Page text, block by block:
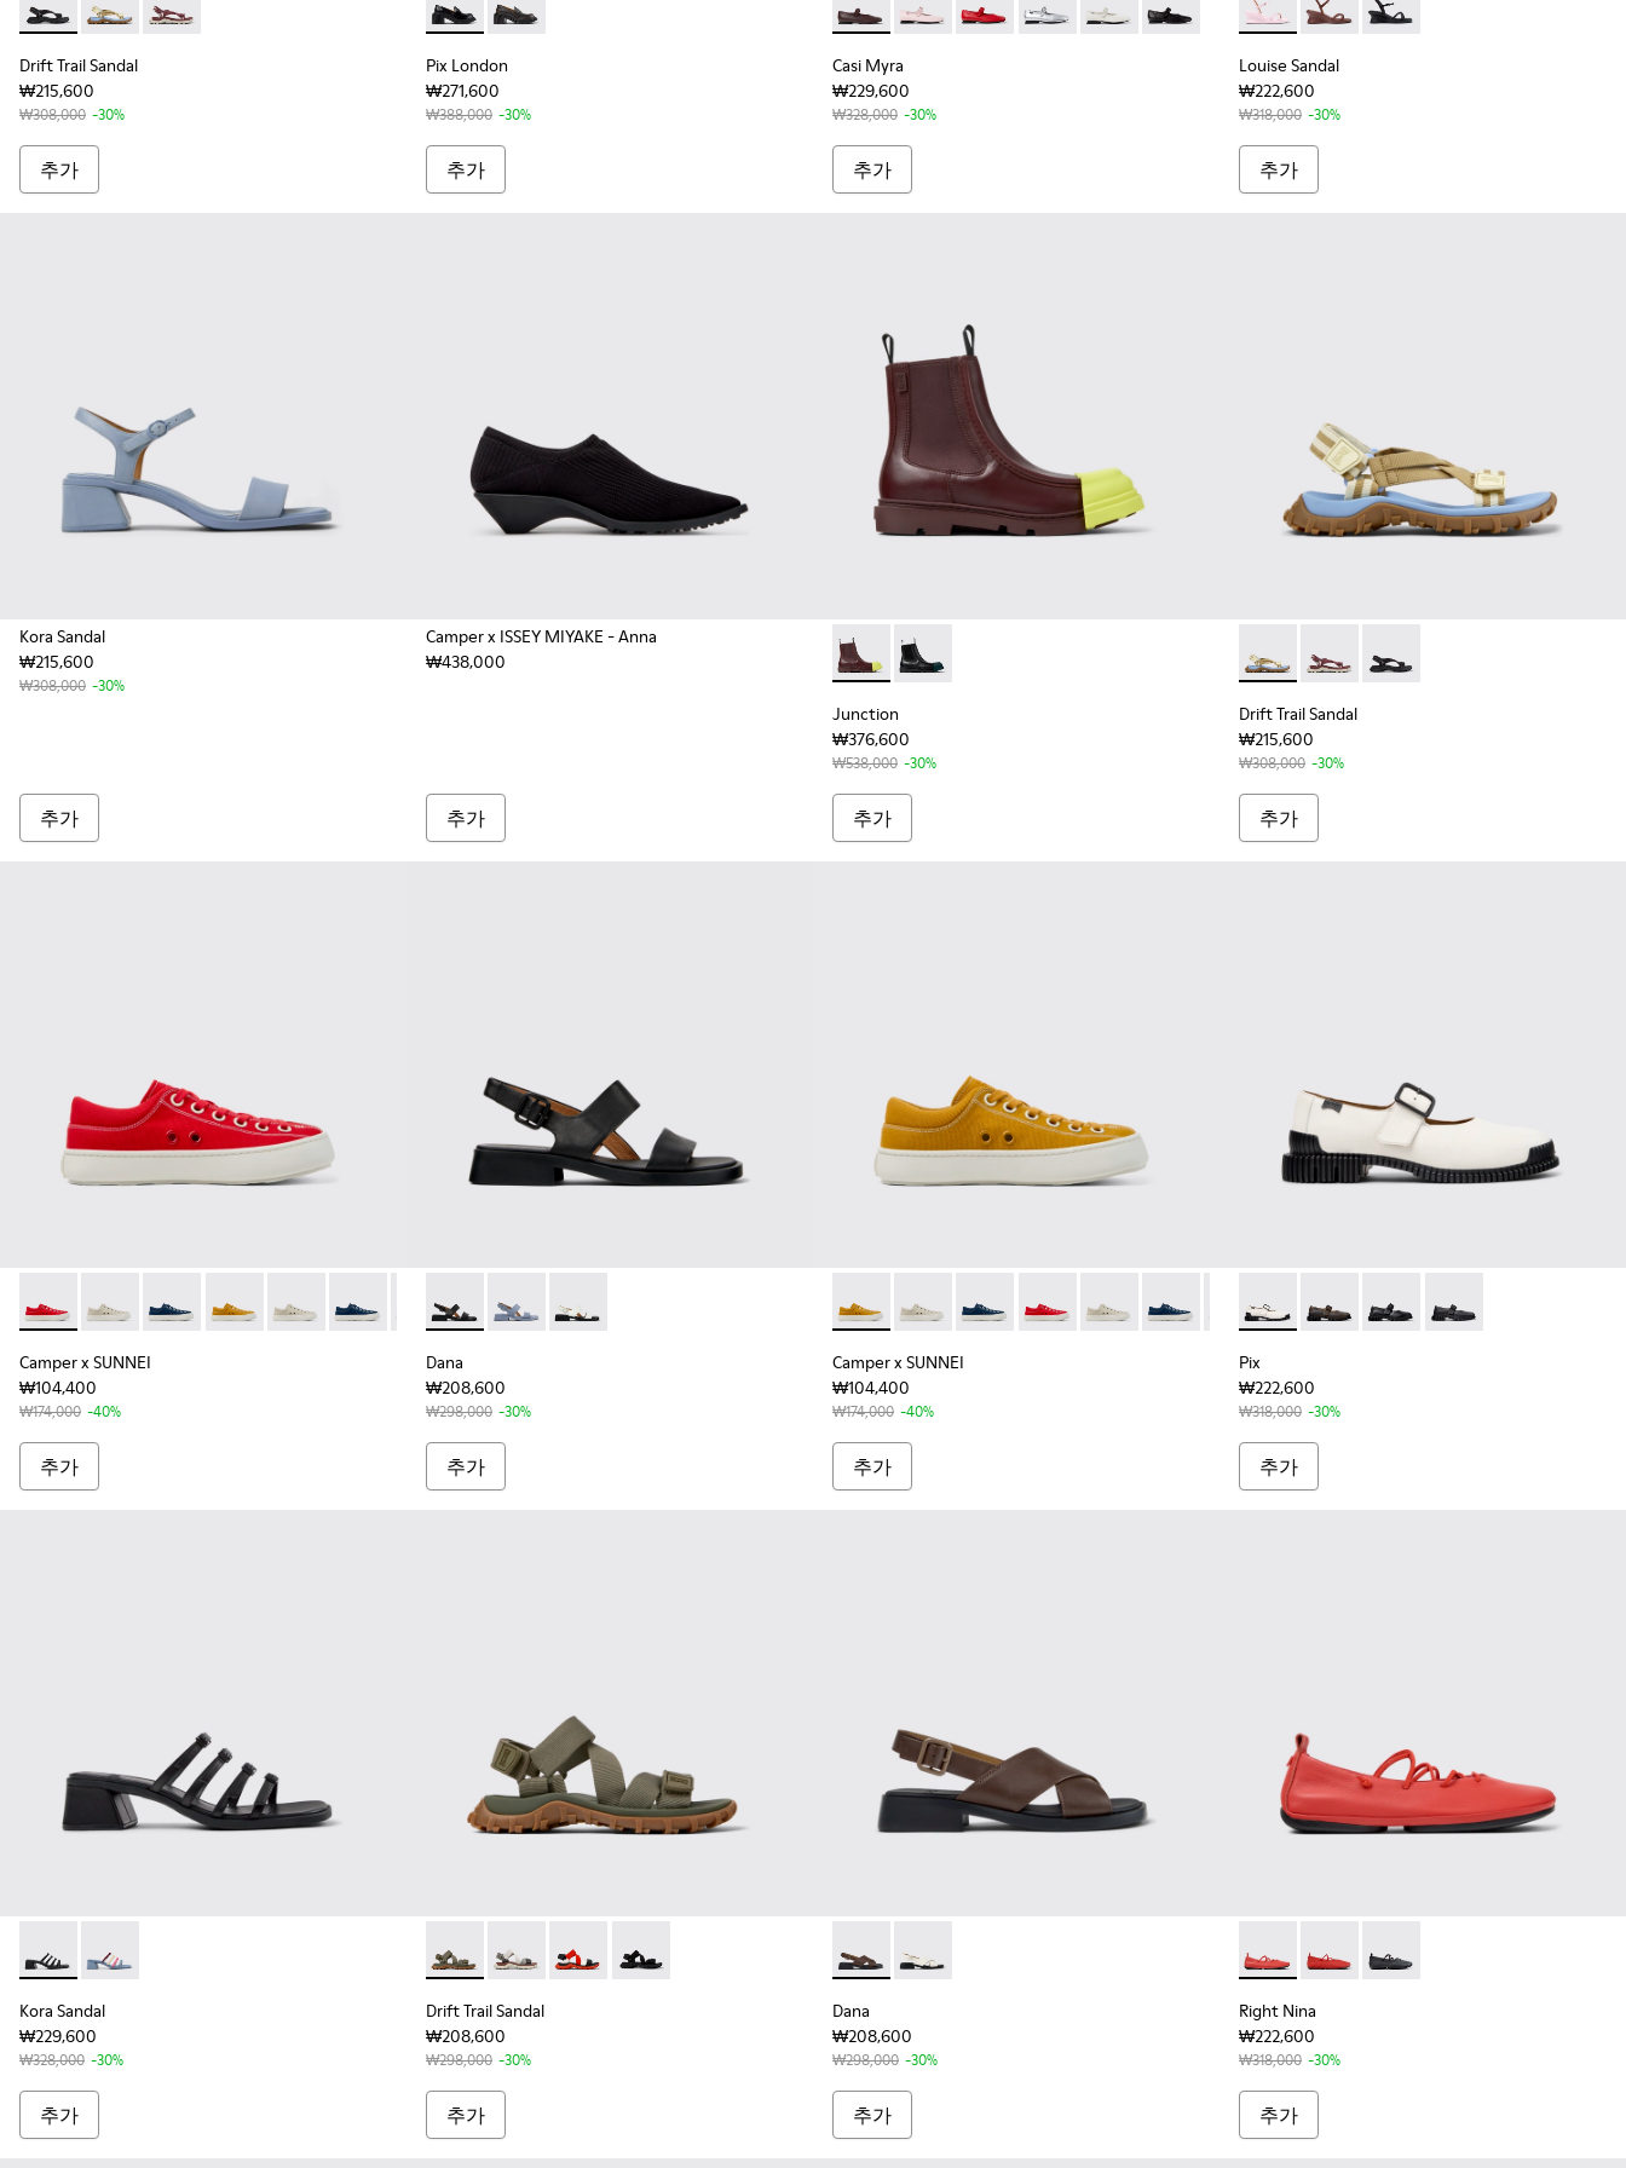
Drift Trail Sandal - K201879-001 - 여성용 블랙 컬러 텍스타일 소재 샌들
Drift Trail Sandal - K201879-004 - 여성용 브라운 컬러 텍스타일 소재 샌들
Drift Trail Sandal - K201879-003
Drift Trail Sandal
₩215,600
₩308,000 -30%
추가
Pix London - K201811-001 - 여성용 블랙 가죽 소재 모카신
Pix London - K201811-004
Pix London
₩271,600
₩388,000 -30%
추가
Casi Myra - K201629-011 - 여성용 버건디 컬러 가죽 소재 슈즈
Casi Myra - K201629-015
Casi Myra - K201629-014
Casi Myra - K201629-010
Casi Myra - K201629-002
Casi Myra - K201629-001
Casi Myra
₩229,600
₩328,000 -30%
추가
Louise Sandal - K201916-003 - 여성용 핑크
Louise Sandal - K201916-002
Louise Sandal - K201916-001
Louise Sandal
₩222,600
₩318,000 -30%
추가
Kora Sandal
₩215,600
₩308,000 -30%
추가
Camper x ISSEY MIYAKE - Anna
₩438,000
추가
Junction - K400779-002 - 여성 버건디 컬러 가죽 소재 첼시 부츠
Junction - K400779-001
Junction
₩376,600
₩538,000 -30%
추가
Drift Trail Sandal - K201879-004 - 여성용 브
Drift Trail Sandal - K201879-003
Drift Trail Sandal - K201879-
Drift Trail Sandal
₩215,600
₩308,000 -30%
추가
Camper x SUNNEI - K201700-001 - 여성 레드 컬러 텍스타일 소재 슈즈
Camper x SUNNEI - K201700-005
Camper x SUNNEI - K201700-004
Camper x SUNNEI - K201700-002 - 여성 머스터드 컬러 텍스타일 소재 슈즈
Camper x SUNNEI - K201700-999-S055
Camper x SUNNEI - K201700-999-S044
Camper x SUNNEI - K201700-999-S033
Camper x SUNNEI - K201700-999-S022
Camper x SUNNEI - K201700-999-S011
Camper x SUNNEI
₩104,400
₩174,000 -40%
추가
Dana - K201486-005 - 여성용 블랙 컬러 가죽 소재 샌들
Dana - K201486-018
Dana - K201486-007 - 여성용 화이트 컬러 가죽 소재 샌들
Dana
₩208,600
₩298,000 -30%
추가
Camper x SUNNEI - K201700-002 - 여성 머스터드 컬러 텍스타일 소재 슈즈
Camper x SUNNEI - K201700-005
Camper x SUNNEI - K201700-004
Camper x SUNNEI - K201700-001 - 여성 레드 컬러 텍스타일 소재 슈즈
Camper x SUNNEI - K201700-999-S055
Camper x SUNNEI - K201700-999-S044
Camper x SUNNEI - K201700-999-S033
Camper x SUNNEI - K201700-999-S022
Camper x SUNNEI - K201700-999-
Camper x SUNNEI
₩104,400
₩174,000 -40%
추가
Pix - K201924-002 - 여성용 화이트 컬러 가
Pix - K201924-005
Pix - K201924-003
Pix - K201924-001
Pix
₩222,600
₩318,000 -30%
추가
Kora Sandal - K201911-001 - 여성용 블랙 컬러 가죽 소재 샌들
Kora Sandal - K201911-003
Kora Sandal
₩229,600
₩328,000 -30%
추가
Drift Trail Sandal - K201780-005 - 여성 그린 컬러 리사이클 PET 소재 샌들
Drift Trail Sandal - K201780-009
Drift Trail Sandal - K201780-002
Drift Trail Sandal - K201780-001
Drift Trail Sandal
₩208,600
₩298,000 -30%
추가
Dana - K201600-009 - 여성용 브라운 컬러 가죽 소재 샌들
Dana - K201600-004 - 여성용 화이트 컬러 가죽 소재 샌들
Dana
₩208,600
₩298,000 -30%
추가
Right Nina - K201835-003 - 여성용 레드 컬
Right Nina - K201835-006
Right Nina - K201835-001
Right Nina
₩222,600
₩318,000 -30%
추가